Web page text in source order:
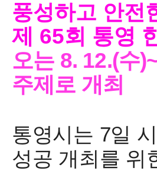
풍성하고 안전
제 65회 통영
오는 8. 12.(수
주제로 개최
통영시는 7일
성공 개최를 위